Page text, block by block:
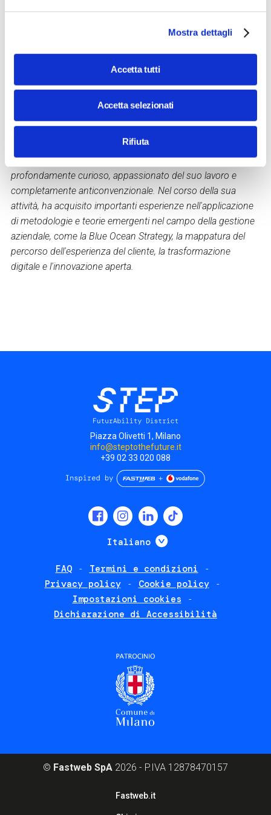
Mostra dettagli
Accetta tutti
Accetta selezionati
Rifiuta
diverse realtà multinazionali. Comprovata esperienza
Consiglio AI del Digital SME Focus Group in EU
Antonio Squeoè il Chief Partnership Officer di Hevolus.
Creativo di natura e formatosi come manager presso la
Scuola di Management SDA Bocconi di Milano, Antonio è
profondamente curioso, appassionato del suo lavoro e
completamente anticonvenzionale. Nel corso della sua
attività, ha acquisito importanti esperienze nell'applicazione
di metodologie e teorie emergenti nel campo della gestione
aziendale, come la Blue Ocean Strategy, la mappatura del
percorso dell'esperienza del cliente, la trasformazione
digitale e l'innovazione aperta.
Piazza Olivetti 1, Milano
info@steptothefuture.it
+39 02 33 020 088
Italiano Mostra ulteriori
FAQ
Termini e condizioni
Privacy policy
Cookie policy
Impostazioni cookies
Dichiarazione di Accessibilità
© Fastweb SpA 2026 - P.IVA 12878470157
Fastweb.it